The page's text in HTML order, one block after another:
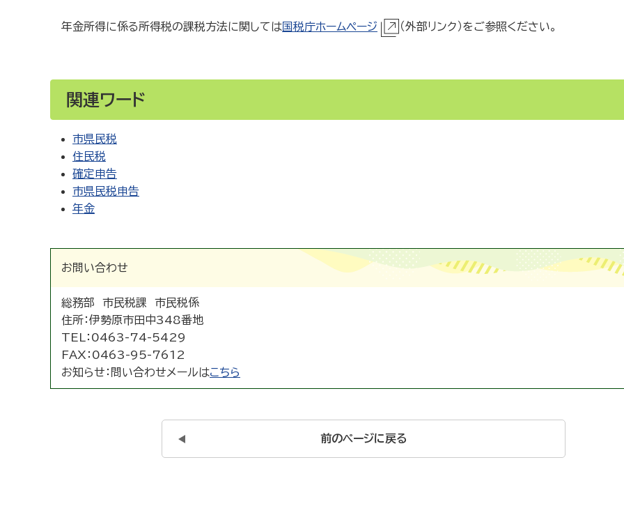
年金所得に係る所得税の課税方法に関しては国税庁ホームページ （外部リンク）をご参照ください。
関連ワード
市県民税
住民税
確定申告
市県民税申告
年金
お問い合わせ
総務部 市民税課 市民税係
住所：伊勢原市田中348番地
TEL： 0463-74-5429
FAX： 0463-95-7612
お知らせ： 問い合わせメールはこちら
前のページに戻る